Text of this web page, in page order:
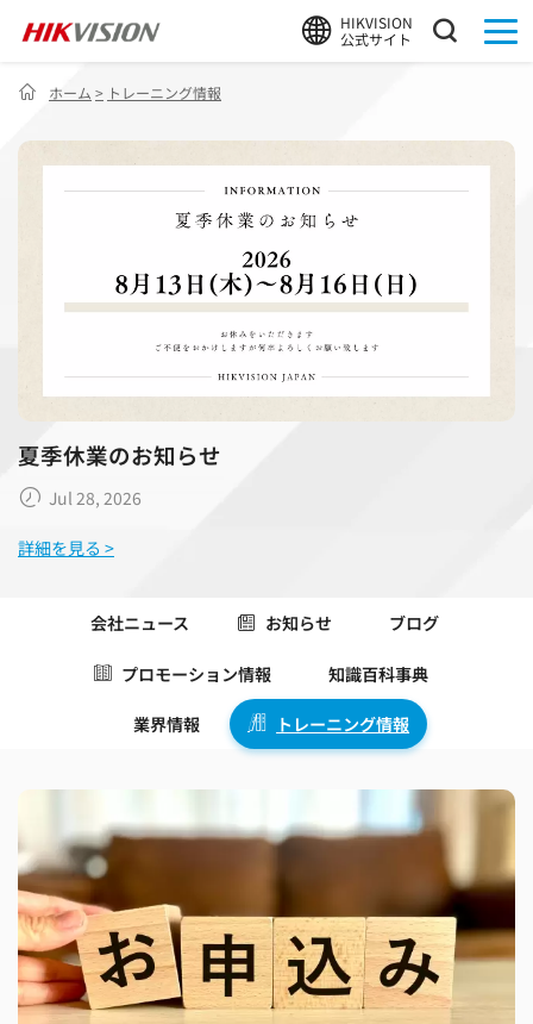
HIKVISION
公式サイト
ホーム > トレーニング情報
夏季休業のお知らせ
Jul 28, 2026
詳細を見る >
会社ニュース お知らせ ブログ
プロモーション情報 知識百科事典
業界情報 トレーニング情報